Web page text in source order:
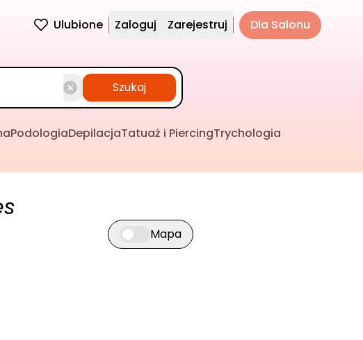
Ulubione Zaloguj Zarejestruj Dla Salonu
Szukaj
PodologiaDepilacjaTatuaż i PiercingTrychologia
Przełącz widok mapy
Mapa